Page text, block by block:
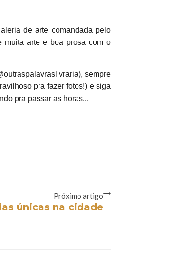
de arte comandada pelo
muita arte e boa prosa com o
sempre
pra fazer fotos!) e siga
pra passar as horas...
Próximo artigo
únicas na cidade